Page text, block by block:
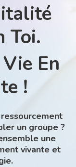
Toi.
En
!
un groupe ?
une
vivante et